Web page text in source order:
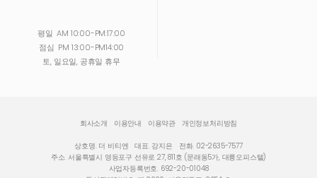
평일 AM 10:00-PM:17:00
점심 PM 13:00-PM14:00
토, 일요일, 공휴일 휴무
회사소개 이용안내 이용약관 개인정보처리방침
상호명. 더 비티엔 대표. 강지은
전화. 02-2635-7577
주소. 서울특별시 영등포구 선유로 27, 811호 (문래동5가, 대륭오피스텔)
사업자등록번호. 692-20-01048